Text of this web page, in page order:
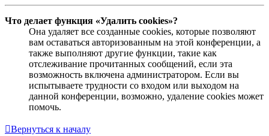
Что делает функция «Удалить cookies»?
Она удаляет все созданные cookies, которые позволяют
вам оставаться авторизованным на этой конференции, а
также выполняют другие функции, такие как
отслеживание прочитанных сообщений, если эта
возможность включена администратором. Если вы
испытываете трудности со входом или выходом на
данной конференции, возможно, удаление cookies может
помочь.
Вернуться к началу